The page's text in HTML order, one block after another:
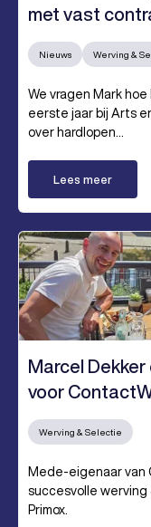
met vast
Nieuws Werving &
We vragen Mark
eerste jaar bij Arts
over hardlopen...
Lees meer
Marcel
voor
Werving & Selectie
Mede-eigenaar van
succesvolle werving
Primox.